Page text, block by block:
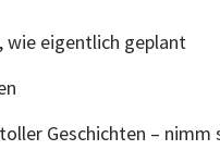
wie eigentlich geplant
Geschichten – nimm